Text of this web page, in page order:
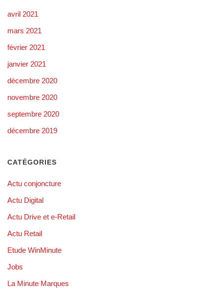
avril 2021
mars 2021
février 2021
janvier 2021
décembre 2020
novembre 2020
septembre 2020
décembre 2019
CATÉGORIES
Actu conjoncture
Actu Digital
Actu Drive et e-Retail
Actu Retail
Etude WinMinute
Jobs
La Minute Marques